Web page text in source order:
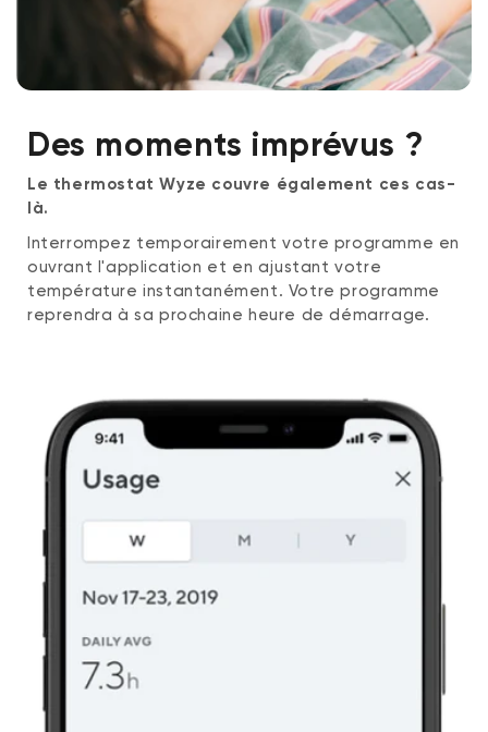
Des moments imprévus ?
Le thermostat Wyze couvre également ces cas-
là.
Interrompez temporairement votre programme en
ouvrant l'application et en ajustant votre
température instantanément. Votre programme
reprendra à sa prochaine heure de démarrage.